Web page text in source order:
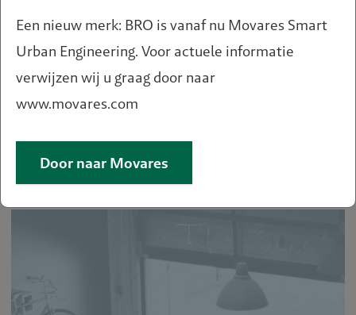
Centrumgebieden: places to be
Een nieuw merk: BRO is vanaf nu Movares Smart
Urban Engineering. Voor actuele informatie
verwijzen wij u graag door naar
www.movares.com
Door naar Movares